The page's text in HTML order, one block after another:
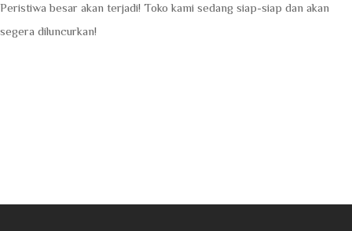
Peristiwa besar akan terjadi! Toko kami sedang siap-siap dan akan
segera diluncurkan!